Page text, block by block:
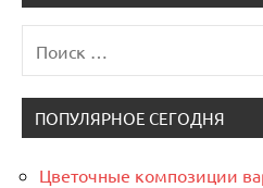
для:
ПОПУЛЯРНОЕ СЕГОДНЯ
Цветочные композиции